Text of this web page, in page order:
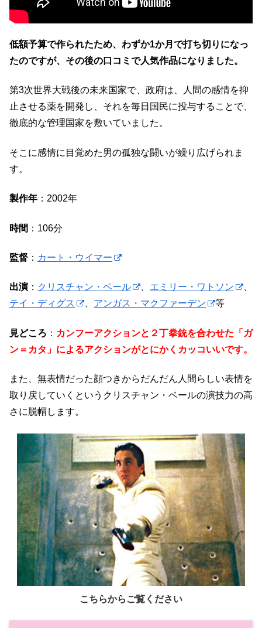
低額予算で作られたため、わずか1か月で打ち切りになっ
たのですが、その後の口コミで人気作品になりました。
第3次世界大戦後の未来国家で、政府は、人間の感情を抑
止させる薬を開発し、それを毎日国民に投与することで、
徹底的な管理国家を敷いていました。
そこに感情に目覚めた男の孤独な闘いが繰り広げられま
す。
製作年 ：2002年
時間 ：106分
監督 ： カート・ウイマー
出演 ： クリスチャン・ベール エミリー・ワトソン
テイ・ディグス
アンガス・マクファーデン 等
見どころ ： カンフーアクションと２丁拳銃を合わせた「ガ
ン＝カタ」によるアクションがとにかくカッコいいです。
また、無表情だった顔つきからだんだん人間らしい表情を
取り戻していくというクリスチャン・ベールの演技力の高
さに脱帽します。
こちらからご覧ください